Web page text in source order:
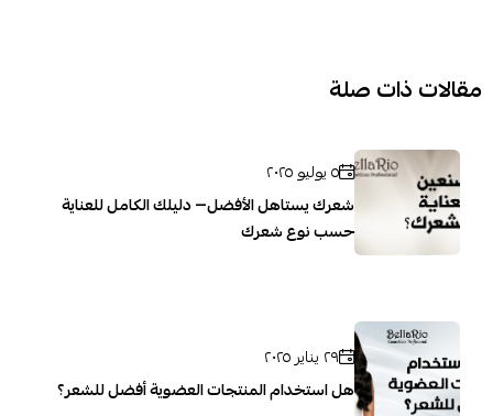
مقالات ذات صلة
٥ يوليو ٢٠٢٥
شعرك يستاهل الأفضل— دليلك الكامل للعناية
حسب نوع شعرك
٢٩ يناير ٢٠٢٥
هل استخدام المنتجات العضوية أفضل للشعر؟